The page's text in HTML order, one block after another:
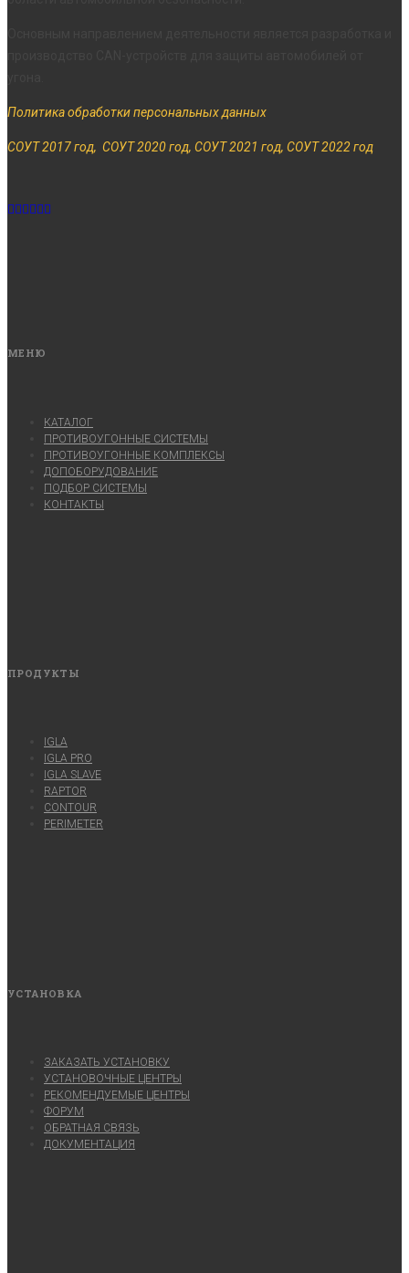
Политика обработки персональных данных
СОУТ 2017 год, СОУТ 2020 год, СОУТ 2021 год, СОУТ 2022 год
МЕНЮ
КАТАЛОГ
ПРОТИВОУГОННЫЕ СИСТЕМЫ
ПРОТИВОУГОННЫЕ КОМПЛЕКСЫ
ДОПОБОРУДОВАНИЕ
ПОДБОР СИСТЕМЫ
КОНТАКТЫ
ПРОДУКТЫ
IGLA
IGLA PRO
IGLA SLAVE
RAPTOR
CONTOUR
PERIMETER
УСТАНОВКА
ЗАКАЗАТЬ УСТАНОВКУ
УСТАНОВОЧНЫЕ ЦЕНТРЫ
РЕКОМЕНДУЕМЫЕ ЦЕНТРЫ
ФОРУМ
ОБРАТНАЯ СВЯЗЬ
ДОКУМЕНТАЦИЯ